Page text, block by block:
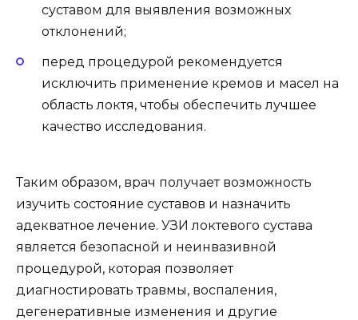
суставом для выявления возможных
отклонений;
перед процедурой рекомендуется
исключить применение кремов и масел на
область локтя, чтобы обеспечить лучшее
качество исследования.
Таким образом, врач получает возможность
изучить состояние суставов и назначить
адекватное лечение. УЗИ локтевого сустава
является безопасной и неинвазивной
процедурой, которая позволяет
диагностировать травмы, воспаления,
дегенеративные изменения и другие